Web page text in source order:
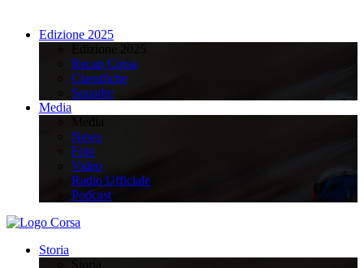
Edizione 2025
Recap Corsa
Classifiche
Squadre
Media
News
Foto
Video
Radio Ufficiale
Podcast
Storia